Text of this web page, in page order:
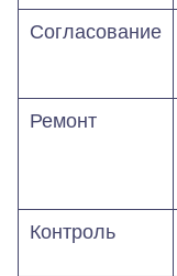
Согласование
Ремонт
Контроль